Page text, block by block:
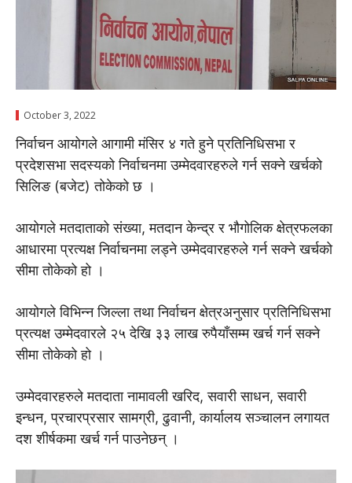
October 3, 2022
निर्वाचन आयोगले आगामी मंसिर ४ गते हुने प्रतिनिधिसभा र
प्रदेशसभा सदस्यको निर्वाचनमा उम्मेदवारहरुले गर्न सक्ने खर्चको
सिलिङ (बजेट) तोकेको छ ।
आयोगले मतदाताको संख्या, मतदान केन्द्र र भौगोलिक क्षेत्रफलका
आधारमा प्रत्यक्ष निर्वाचनमा लड्ने उम्मेदवारहरुले गर्न सक्ने खर्चको
सीमा तोकेको हो ।
आयोगले विभिन्न जिल्ला तथा निर्वाचन क्षेत्रअनुसार प्रतिनिधिसभा
प्रत्यक्ष उम्मेदवारले २५ देखि ३३ लाख रुपैयाँसम्म खर्च गर्न सक्ने
सीमा तोकेको हो ।
उम्मेदवारहरुले मतदाता नामावली खरिद, सवारी साधन, सवारी
इन्धन, प्रचारप्रसार सामग्री, ढुवानी, कार्यालय सञ्चालन लगायत
दश शीर्षकमा खर्च गर्न पाउनेछन् ।